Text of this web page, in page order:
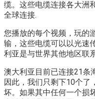
缆。这些电缆连接各大洲
全球连接.
您播放的每个视频，玩的
输，这些电缆可以以光速
利亚是与世界其他地区联
澳大利亚目前已连接21条
因此，我们只剩下10个了
坏。如果其中任何一个损